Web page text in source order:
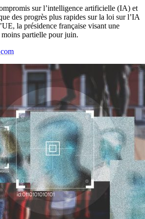
sur l’intelligence artificielle (IA) et
des progrès plus rapides sur la loi sur l’IA
la présidence française visant une
partielle pour juin.